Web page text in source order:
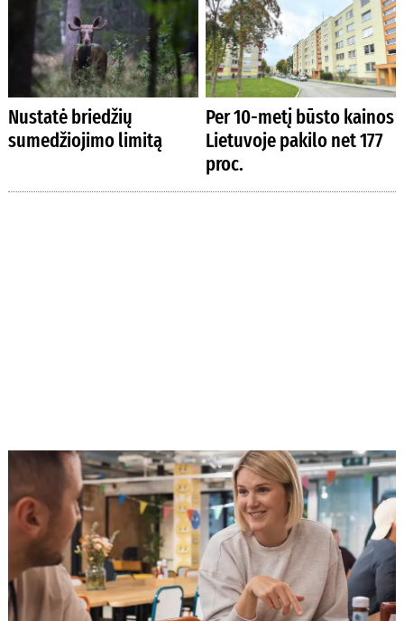
Nustatė briedžių
sumedžiojimo limitą
Per 10-metį būsto kainos
Lietuvoje pakilo net 177
proc.